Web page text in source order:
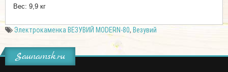
Вес: 9,9 кг
Электрокаменка ВЕЗУВИЙ MODERN-80, Везувий
Saunamsk.ru